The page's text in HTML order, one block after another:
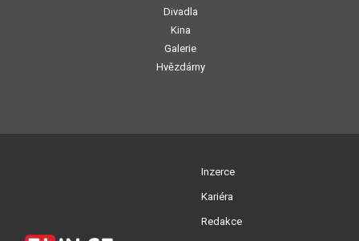
Divadla
Kina
Galerie
Hvězdárny
Inzerce
Kariéra
Redakce